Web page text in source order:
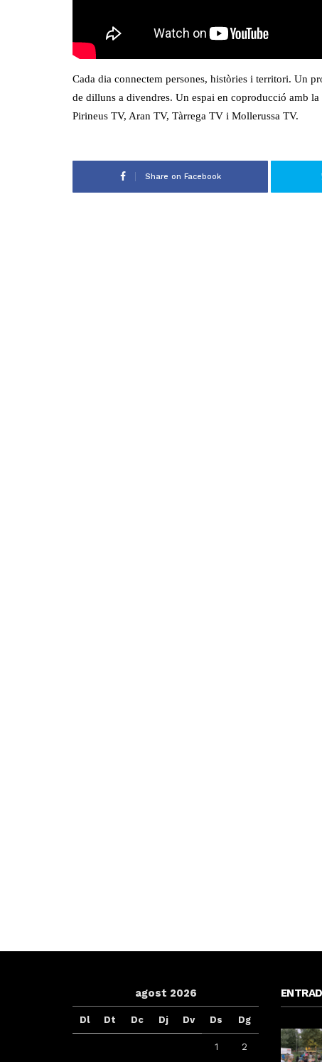
Cada dia connectem persones, històries i territori. Un
de dilluns a divendres. Un espai en coproducció amb
Pirineus TV, Aran TV, Tàrrega TV i Mollerussa TV.
Share on Facebook
agost 2026
Dl Dt Dc Dj Dv Ds Dg
1 2